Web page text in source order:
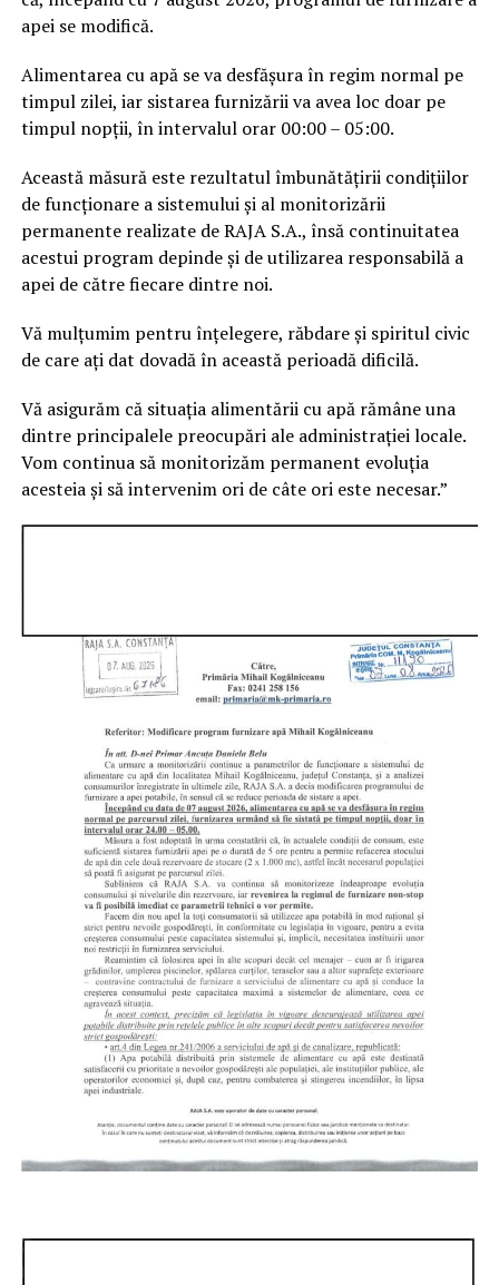
apei se modifică.
Alimentarea cu apă se va desfășura în regim normal pe
timpul zilei, iar sistarea furnizării va avea loc doar pe
timpul nopții, în intervalul orar 00:00 – 05:00.
Această măsură este rezultatul îmbunătățirii condițiilor
de funcționare a sistemului și al monitorizării
permanente realizate de RAJA S.A., însă continuitatea
acestui program depinde și de utilizarea responsabilă a
apei de către fiecare dintre noi.
Vă mulțumim pentru înțelegere, răbdare și spiritul civic
de care ați dat dovadă în această perioadă dificilă.
Vă asigurăm că situația alimentării cu apă rămâne una
dintre principalele preocupări ale administrației locale.
Vom continua să monitorizăm permanent evoluția
acesteia și să intervenim ori de câte ori este necesar.”